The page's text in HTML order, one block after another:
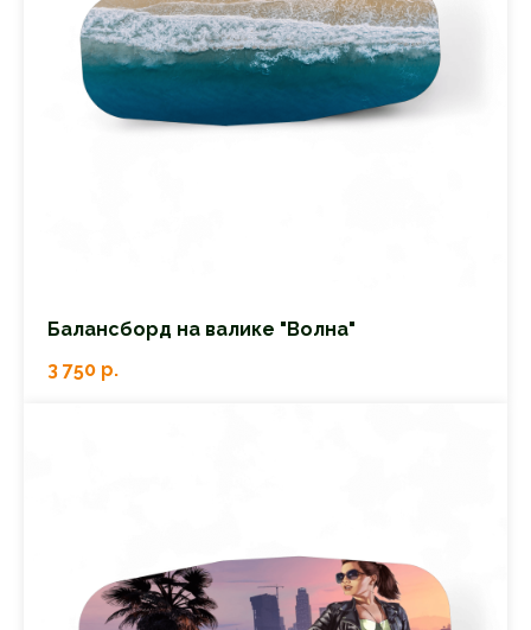
Балансборд на валике "Волна"
3 750 р.